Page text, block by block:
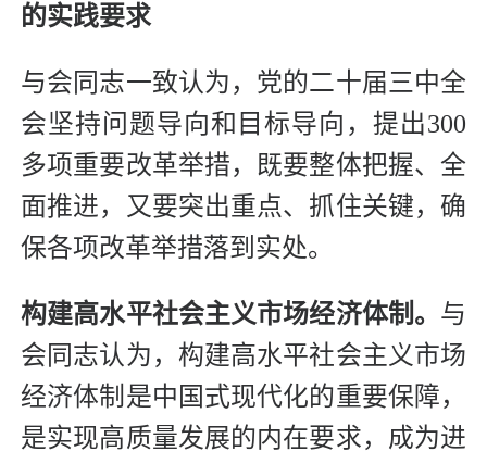
的实践要求
与会同志一致认为，党的二十届三中全
会坚持问题导向和目标导向，提出300
多项重要改革举措，既要整体把握、全
面推进，又要突出重点、抓住关键，确
保各项改革举措落到实处。
构建高水平社会主义市场经济体制。 与
会同志认为，构建高水平社会主义市场
经济体制是中国式现代化的重要保障，
是实现高质量发展的内在要求，成为进